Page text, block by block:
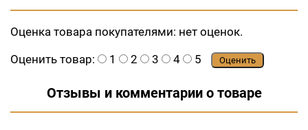
Оценка товара покупателями: нет оценок.
Оценить товар:
1 2 3 4 5 Оценить
Отзывы и комментарии о товаре